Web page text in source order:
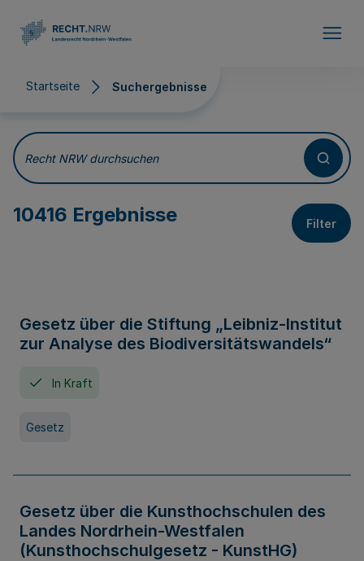
Startseite Suchergebnisse
Suchergebnisse
Recht NRW durchsuchen
10416 Ergebnisse Filter
Gesetz über die Stiftung „Leibniz-Institut
zur Analyse des Biodiversitätswandels“
In Kraft
Gesetz
Gesetz über die Kunsthochschulen des
Landes Nordrhein-Westfalen
(Kunsthochschulgesetz - KunstHG)